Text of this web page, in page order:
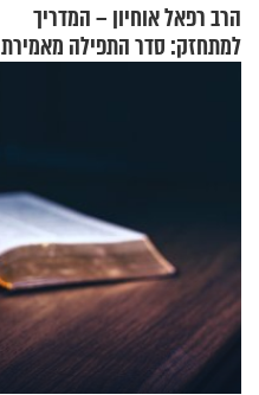
הרב רפאל אוחיון – המדריך
למתחזק: סדר התפילה מאמירת